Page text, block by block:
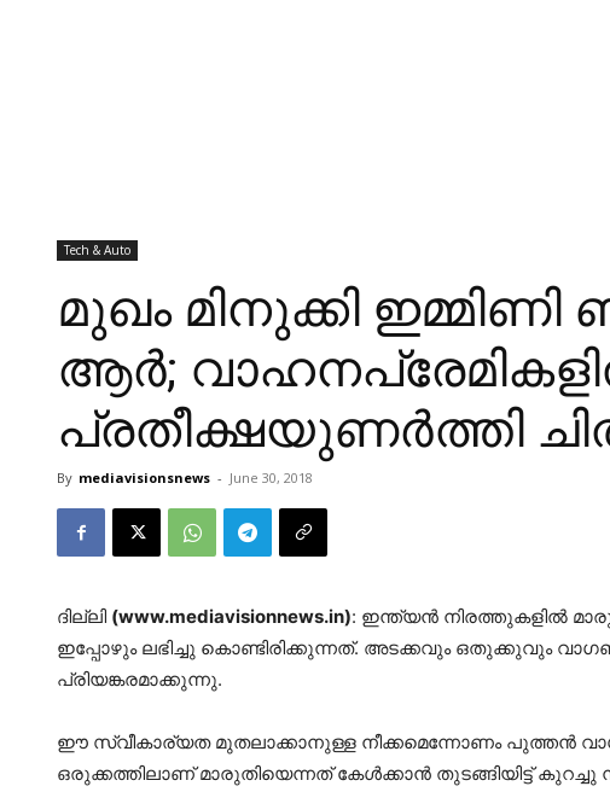
Tech & Auto
മുഖം മിനുക്കി
ആര്‍;
പ്രതീക്ഷയുണര്‍ത്തി
By mediavisionsnews - June 30, 2018
ദില്ലി (www.mediavisionnews.in): ഇന്ത്യന്‍ നിരത്തുകളില്‍
ഇപ്പോഴും ലഭിച്ചു കൊണ്ടിരിക്കുന്നത്. അടക്കവും ഒതുക്കുവും
പ്രിയങ്കരമാക്കുന്നു.
ഈ സ്വീകാര്യത മുതലാക്കാനുള്ള നീക്കമെന്നോണം പുത്തന്‍
ഒരുക്കത്തിലാണ് മാരുതിയെന്നത് കേള്‍ക്കാന്‍ തുടങ്ങിയിട്ട് കുറച്ചു